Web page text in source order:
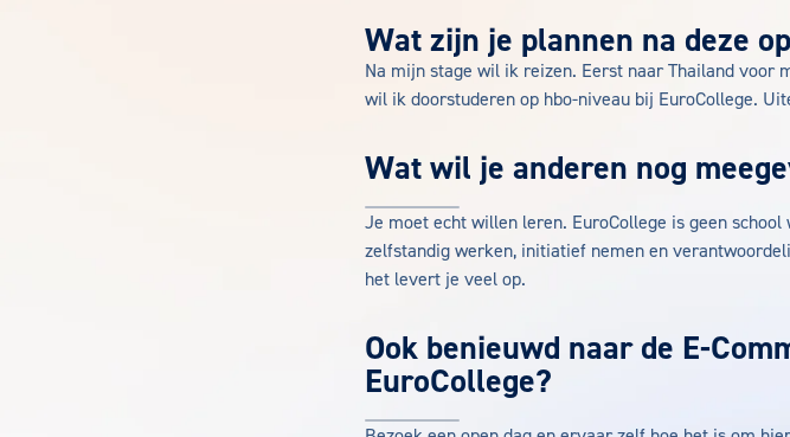
Wat zijn je plannen na deze
Na mijn stage wil ik reizen. Eerst naar Thailand voor
wil ik doorstuderen op hbo-niveau bij EuroCollege.
Wat wil je anderen nog
Je moet echt willen leren. EuroCollege is geen
zelfstandig werken, initiatief nemen en
het levert je veel op.
Ook benieuwd naar de E-
EuroCollege?